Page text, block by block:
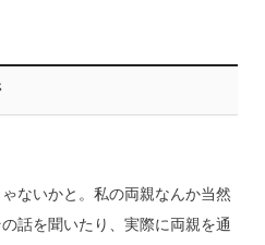
ないかと。私の両親なんか当然
話を聞いたり、実際に両親を通